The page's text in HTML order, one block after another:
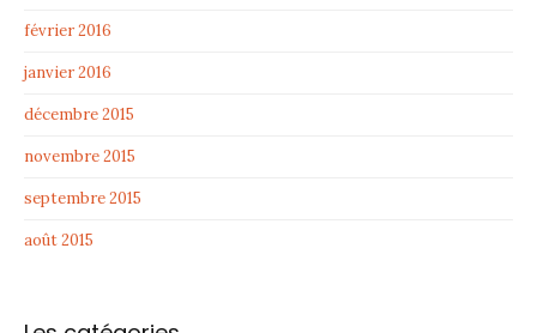
février 2016
janvier 2016
décembre 2015
novembre 2015
septembre 2015
août 2015